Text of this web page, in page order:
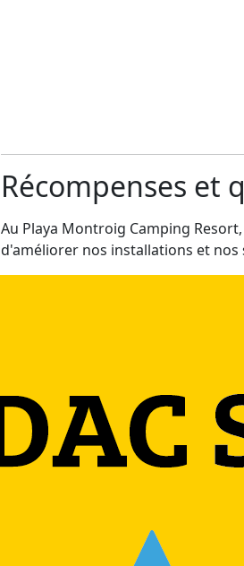
Récompenses et
Au Playa Montroig Camping
d'améliorer nos installations et nos